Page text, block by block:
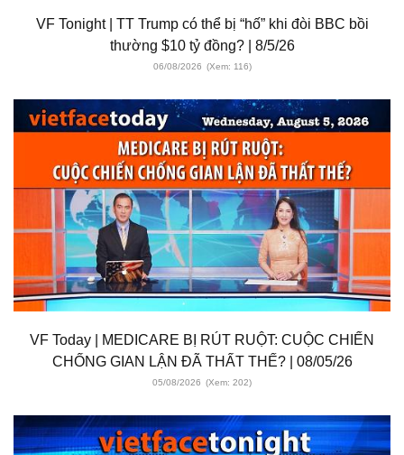
VF Tonight | TT Trump có thể bị “hố” khi đòi BBC bồi
thường $10 tỷ đồng? | 8/5/26
06/08/2026 (Xem: 116)
VF Today | MEDICARE BỊ RÚT RUỘT: CUỘC CHIẾN
CHỐNG GIAN LẬN ĐÃ THẤT THẾ? | 08/05/26
05/08/2026 (Xem: 202)